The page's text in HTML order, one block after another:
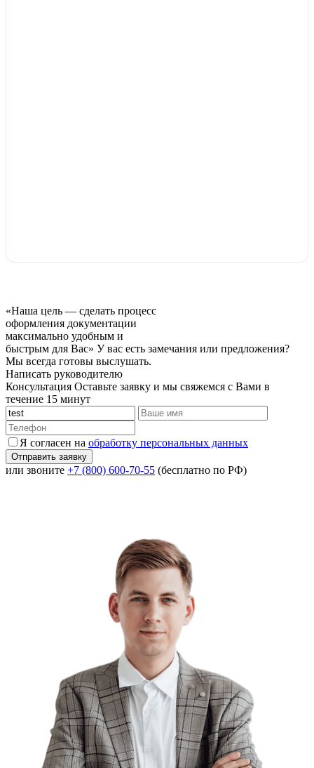
«Наша цель — сделать процесс
оформления документации
максимально удобным и
быстрым для Вас» У вас есть замечания или предложения?
Мы всегда готовы выслушать.
Написать руководителю
Консультация Оставьте заявку и мы свяжемся с Вами в
течение 15 минут
Я согласен на обработку персональных данных
или звоните +7 (800) 600-70-55 (бесплатно по РФ)